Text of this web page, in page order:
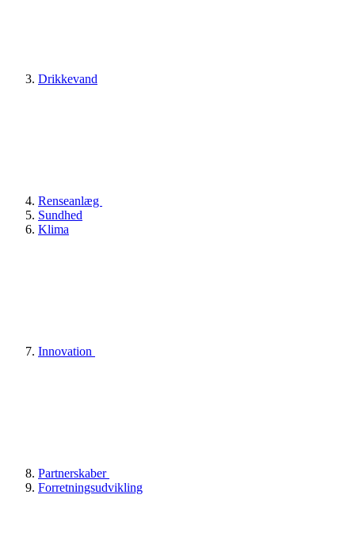
Drikkevand
Renseanlæg
Sundhed
Klima
Innovation
Partnerskaber
Forretningsudvikling